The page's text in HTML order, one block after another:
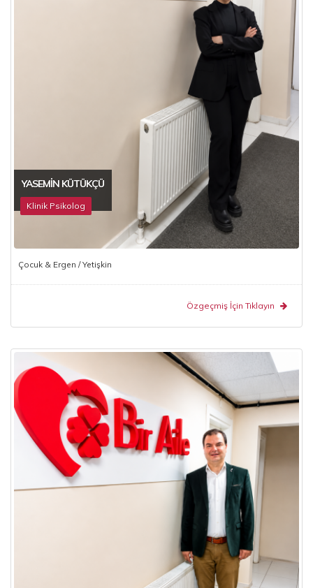
YASEMIN KÜTÜKÇÜ
Klinik Psikolog
Çocuk & Ergen / Yetişkin
Özgeçmiş İçin Tıklayın